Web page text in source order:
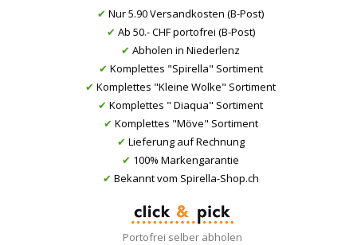
✔ Nur 5.90 Versandkosten (B-Post)
✔ Ab 50.- CHF portofrei (B-Post)
✔ Abholen in Niederlenz
✔ Komplettes "Spirella" Sortiment
✔ Komplettes "Kleine Wolke" Sortiment
✔ Komplettes " Diaqua" Sortiment
✔ Komplettes "Möve" Sortiment
✔ Lieferung auf Rechnung
✔ 100% Markengarantie
✔ Bekannt vom Spirella-Shop.ch
Portofrei selber abholen